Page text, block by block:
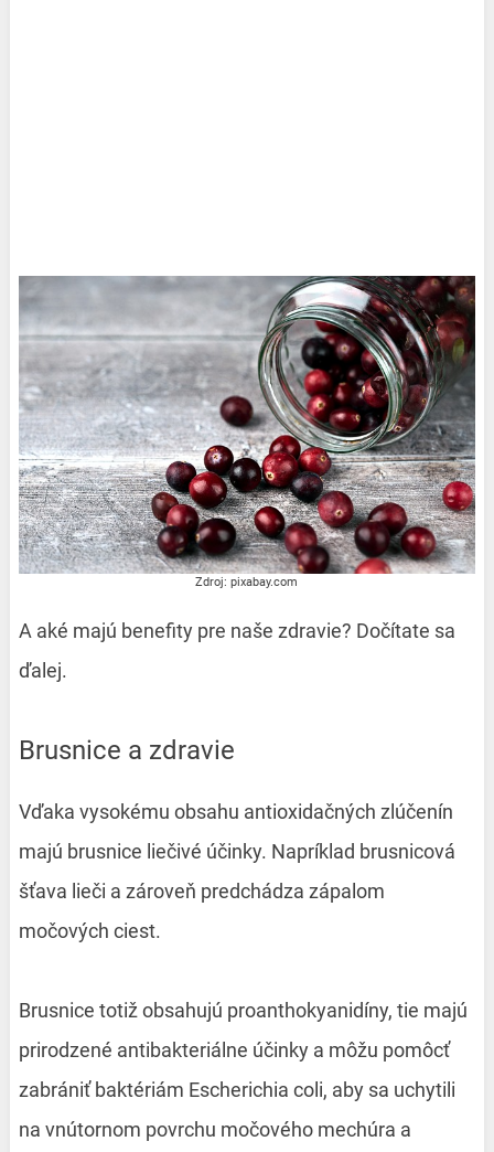
Zdroj: pixabay.com
A aké majú benefity pre naše zdravie? Dočítate sa
ďalej.
Brusnice a zdravie
Vďaka vysokému obsahu antioxidačných zlúčenín
majú brusnice liečivé účinky. Napríklad brusnicová
šťava lieči a zároveň predchádza zápalom
močových ciest.
Brusnice totiž obsahujú proanthokyanidíny, tie majú
prirodzené antibakteriálne účinky a môžu pomôcť
zabrániť baktériám Escherichia coli, aby sa uchytili
na vnútornom povrchu močového mechúra a